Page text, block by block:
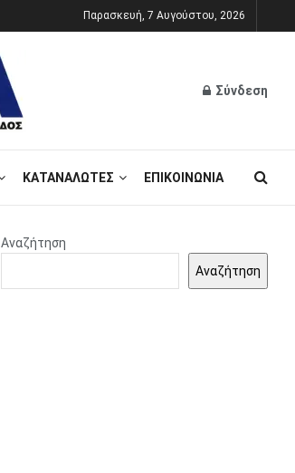
Παρασκευή, 7 Αυγούστου, 2026
Σύνδεση
ΚΑΤΑΝΑΛΩΤΈΣ ΕΠΙΚΟΙΝΩΝΊΑ
Αναζήτηση
Αναζήτηση